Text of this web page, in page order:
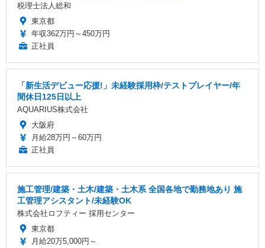
税理士法人総和
東京都
年収362万円～450万円
正社員
「新生活デビュー応援!」未経験採用枠/テストプレイヤー/年
間休日125日以上
AQUARIUS株式会社
大阪府
月給28万円～60万円
正社員
施工管理/建築・土木/建築・土木系 全国各地で勤務地あり 施
工管理アシスタント/未経験OK
株式会社ロフティー 採用センター
東京都
月給20万5,000円～